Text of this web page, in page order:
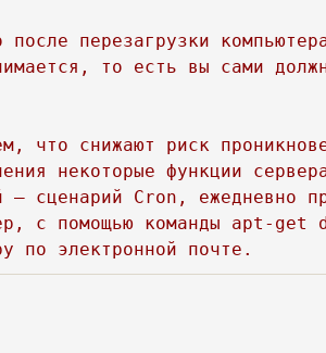
перезагрузки
то есть вы сами
что снижают риск
некоторые функции
— сценарий Cron, ежедневно
с помощью команды apt-
по электронной почте.